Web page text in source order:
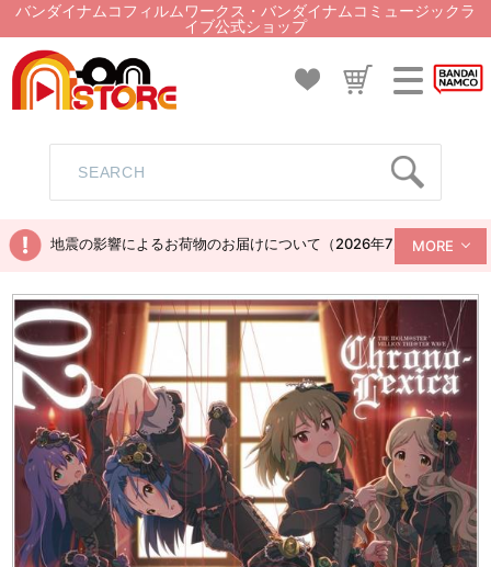
バンダイナムコフィルムワークス・バンダイナムコミュージックラ
イブ公式ショップ
地震の影響によるお荷物のお届けについて（2026年7月28日現在）
MORE